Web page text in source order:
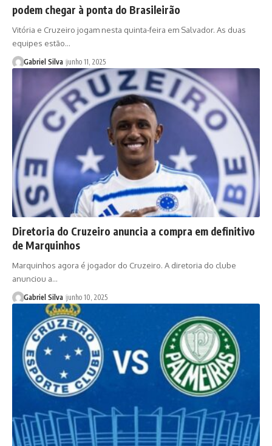
podem chegar à ponta do Brasileirão
Vitória e Cruzeiro jogam nesta quinta-feira em Salvador. As duas
equipes estão…
Gabriel Silva junho 11, 2025
Diretoria do Cruzeiro anuncia a compra em definitivo
de Marquinhos
Marquinhos agora é jogador do Cruzeiro. A diretoria do clube
anunciou a…
Gabriel Silva junho 10, 2025